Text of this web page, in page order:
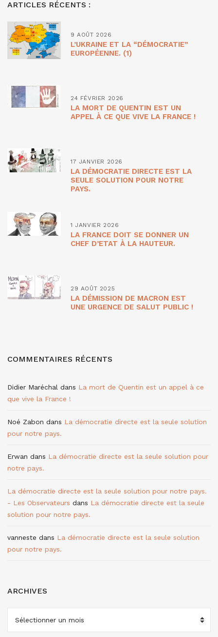
ARTICLES RÉCENTS :
9 AOÛT 2026
L’UKRAINE ET LA “DÉMOCRATIE”
EUROPÉENNE. (1)
24 FÉVRIER 2026
LA MORT DE QUENTIN EST UN
APPEL À CE QUE VIVE LA FRANCE !
17 JANVIER 2026
LA DÉMOCRATIE DIRECTE EST LA
SEULE SOLUTION POUR NOTRE
PAYS.
1 JANVIER 2026
LA FRANCE DOIT SE DONNER UN
CHEF D’ETAT À LA HAUTEUR.
29 AOÛT 2025
LA DÉMISSION DE MACRON EST
UNE URGENCE DE SALUT PUBLIC !
COMMENTAIRES RÉCENTS
Didier Maréchal dans La mort de Quentin est un appel à ce
que vive la France !
Noé Zabon dans La démocratie directe est la seule solution
pour notre pays.
Erwan dans La démocratie directe est la seule solution pour
notre pays.
La démocratie directe est la seule solution pour notre pays.
- Les Observateurs dans La démocratie directe est la seule
solution pour notre pays.
vanneste dans La démocratie directe est la seule solution
pour notre pays.
ARCHIVES